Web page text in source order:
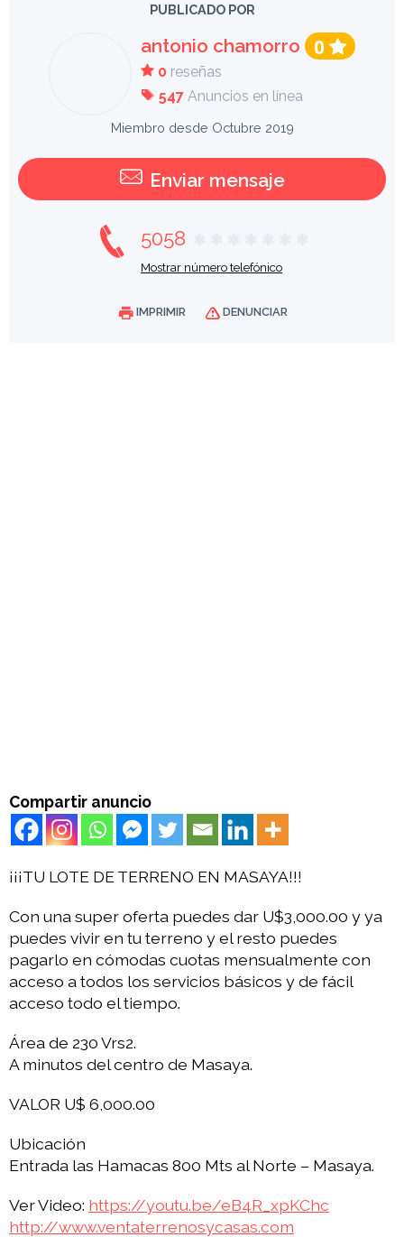
PUBLICADO POR
antonio chamorro 0
0 reseñas
547 Anuncios en línea
Miembro desde Octubre 2019
Enviar mensaje
5058
Mostrar número telefónico
IMPRIMIR DENUNCIAR
Compartir anuncio
¡¡¡TU LOTE DE TERRENO EN MASAYA!!!
Con una super oferta puedes dar U$3,000.00 y ya
puedes vivir en tu terreno y el resto puedes
pagarlo en cómodas cuotas mensualmente con
acceso a todos los servicios básicos y de fácil
acceso todo el tiempo.
Área de 230 Vrs2.
A minutos del centro de Masaya.
VALOR U$ 6,000.00
Ubicación
Entrada las Hamacas 800 Mts al Norte – Masaya.
Ver Video: https://youtu.be/eB4R_xpKChc
http://www.ventaterrenosycasas.com